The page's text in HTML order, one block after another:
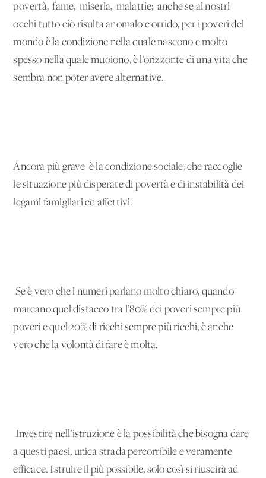
povertà, fame, miseria, malattie; anche se ai nostri
occhi tutto ciò risulta anomalo e orrido, per i poveri del
mondo è la condizione nella quale nascono e molto
spesso nella quale muoiono, è l’orizzonte di una vita che
sembra non poter avere alternative.
Ancora più grave è la condizione sociale, che raccoglie
le situazione più disperate di povertà e di instabilità dei
legami famigliari ed affettivi.
Se è vero che i numeri parlano molto chiaro, quando
marcano quel distacco tra l’80% dei poveri sempre più
poveri e quel 20% di ricchi sempre più ricchi, è anche
vero che la volontà di fare è molta.
Investire nell’istruzione è la possibilità che bisogna dare
a questi paesi, unica strada percorribile e veramente
efficace. Istruire il più possibile, solo così si riuscirà ad